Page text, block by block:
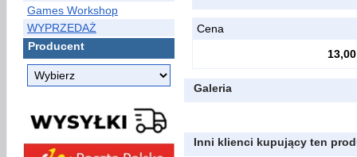
Games Workshop
WYPRZEDAŻ
Producent
Cena
13,00
Galeria
Inni klienci kupujący ten